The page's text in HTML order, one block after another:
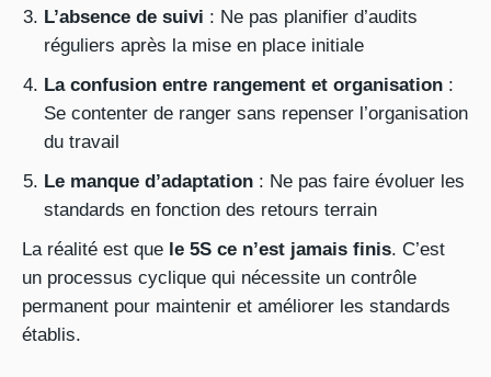
L’absence de suivi : Ne pas planifier d’audits
réguliers après la mise en place initiale
La confusion entre rangement et organisation :
Se contenter de ranger sans repenser l’organisation
du travail
Le manque d’adaptation : Ne pas faire évoluer les
standards en fonction des retours terrain
La réalité est que le 5S ce n’est jamais finis. C’est
un processus cyclique qui nécessite un contrôle
permanent pour maintenir et améliorer les standards
établis.